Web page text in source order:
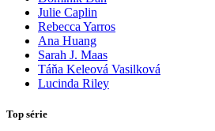
Julie Caplin
Rebecca Yarros
Ana Huang
Sarah J. Maas
Táňa Keleová Vasilková
Lucinda Riley
Top série